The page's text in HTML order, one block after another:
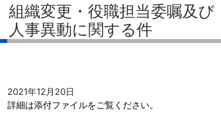
組織変更・役職担当委嘱及び
人事異動に関する件
2021年12月20日
詳細は添付ファイルをご覧ください。